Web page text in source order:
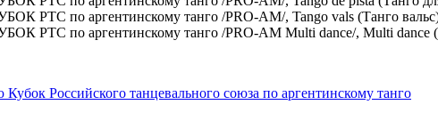
РТС по аргентинскому танго /PRO-AM/, Tango vals (Танго
РТС по аргентинскому танго /PRO-AM Multi dance/, Multi dance
Российского танцевального союза по аргентинскому танго